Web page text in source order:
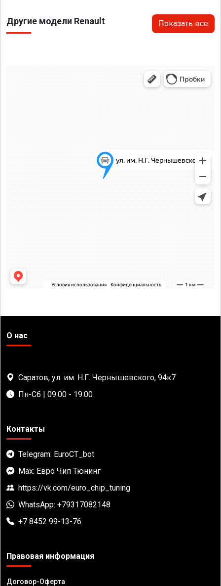
Другие модели Renault Показать все
О нас
Саратов, ул. им. Н.Г. Чернышевского, 94к7
Пн-Сб | 09:00 - 19:00
Контакты
Telegram: EuroCT_bot
Max: Евро Чип Тюнинг
https://vk.com/euro_chip_tuning
WhatsApp: +79317082148
+7 8452 99-13-76
Правовая информация
Договор-Оферта